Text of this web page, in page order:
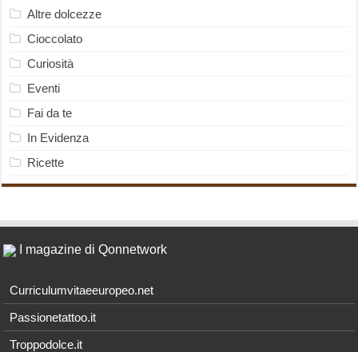
Altre dolcezze
Cioccolato
Curiosità
Eventi
Fai da te
In Evidenza
Ricette
I magazine di Qonnetwork
Curriculumvitaeeuropeo.net
Passionetattoo.it
Troppodolce.it